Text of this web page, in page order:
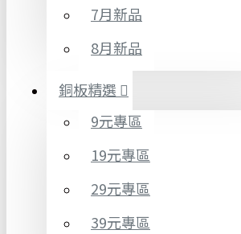
7月新品
8月新品
銅板精選
9元專區
19元專區
29元專區
39元專區